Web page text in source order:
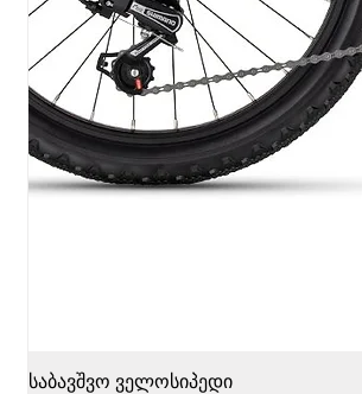
საბავშვო ველოსიპედი